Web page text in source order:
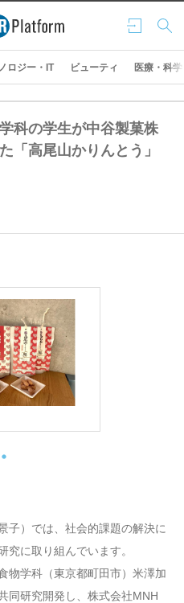
ログ
イン
検索
ロジー・IT ビューティ 医療・科学
科の学生が中谷製菓株
「高尾山かりんとう」
子）では、社会的課題の解決に
究に取り組んでいます。
物学科（東京都町田市）米澤加
同研究開発し、株式会社MNH